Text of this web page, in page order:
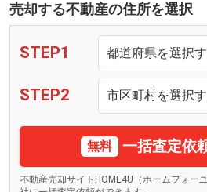
売却する不動産の住所を選択
STEP1
STEP2
無料 一括査定依
不動産売却サイトHOME4U（ホームフォー